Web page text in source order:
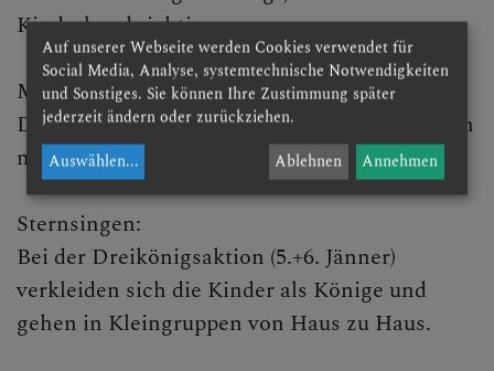
Taufkindes
Inhaltliches zur Taufe
Geschichte der Taufe
Die Kindertaufe
Anmeldung zur Taufe
Taufgespräch
Der Name - Namenstag
Kinderband richtig.
Ministranten:
Die Minis treffen sich wöchentlich und lernen
ministrieren und vieles mehr.
Sternsingen:
Bei der Dreikönigsaktion (5.+6. Jänner)
verkleiden sich die Kinder als Könige und
gehen in Kleingruppen von Haus zu Haus.
Auf unserer Webseite werden Cookies verwendet für
Social Media, Analyse, systemtechnische Notwendigkeiten
und Sonstiges. Sie können Ihre Zustimmung später
jederzeit ändern oder zurückziehen.
Auswählen... Ablehnen Annehmen